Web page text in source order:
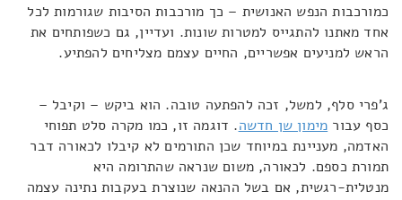
כמורכבות הנפש האנושית – כך מורכבות הסיבות שגורמות לכל
אחד מאתנו להתגייס למטרות שונות. ועדיין, גם כשפותחים את
הראש למניעים אפשריים, החיים עצמם מצליחים להפתיע.
ג'פרי סלף, למשל, זכה להפתעה טובה. הוא ביקש – וקיבל –
כסף עבור מימון שן חדשה. דוגמה זו, כמו מקרה סלט תפוחי
האדמה, מעניינת במיוחד שכן התורמים לא קיבלו לכאורה דבר
תמורת כספם. לכאורה, משום שנראה שהתרומה היא
מנטלית-רגשית, אם בשל ההנאה שנוצרת בעקבות נתינה עצמה